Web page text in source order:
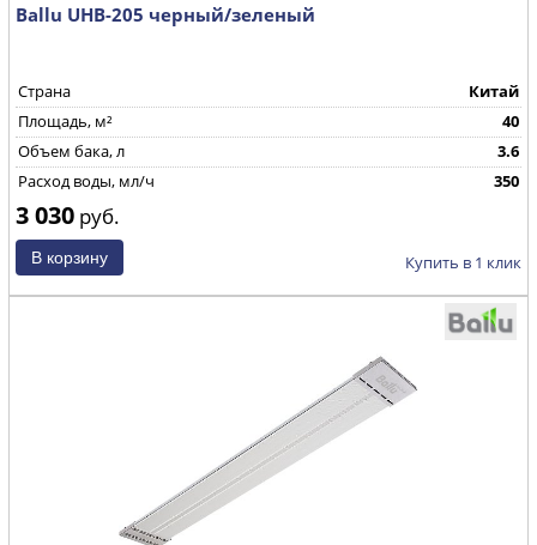
Ballu UHB-205 черный/зеленый
Страна
Китай
Площадь, м²
40
Объем бака, л
3.6
Расход воды, мл/ч
350
3 030 руб.
Купить в 1 клик